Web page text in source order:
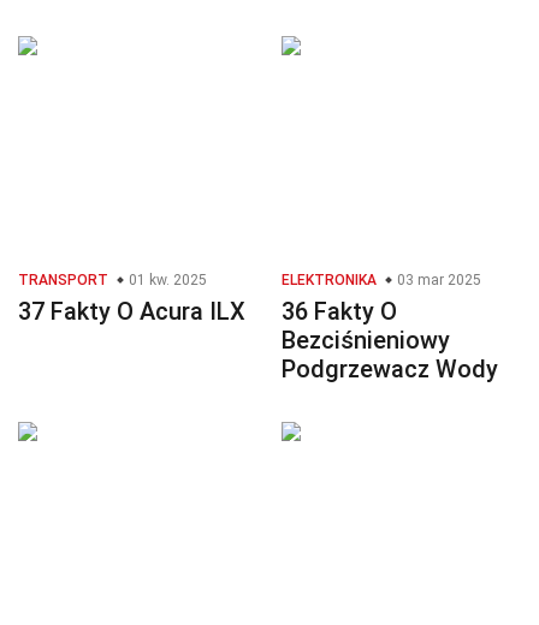
TRANSPORT 01 kw. 2025
37 Fakty O Acura ILX
ELEKTRONIKA 03 mar 2025
36 Fakty O
Bezciśnieniowy
Podgrzewacz Wody